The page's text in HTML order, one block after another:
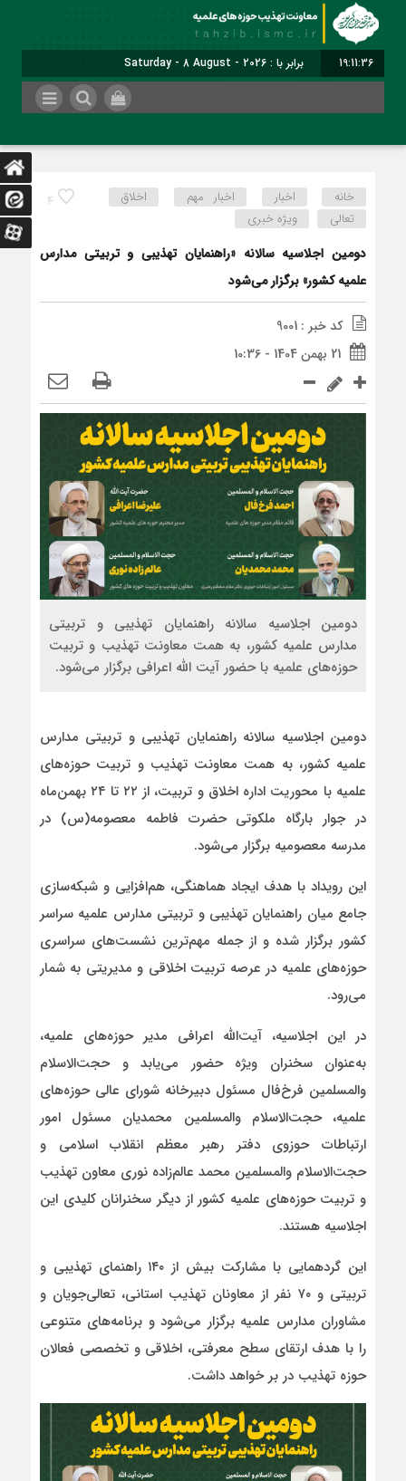
19:11:36 برابر با : Saturday - 8 August - 2026
4 خانه اخبار اخبار مهم
اخلاق
تعالی
ویژه خبری
دومین اجلاسیه سالانه «راهنمایان تهذیبی و تربیتی مدارس
علمیه کشور» برگزار می‌شود
کد خبر : 9001
21 بهمن 1404 - 10:36
دومین اجلاسیه سالانه راهنمایان تهذیبی و تربیتی
مدارس علمیه کشور، به همت معاونت تهذیب و تربیت
حوزه‌های علمیه با حضور آیت الله اعرافی برگزار می‌شود.
دومین اجلاسیه سالانه راهنمایان تهذیبی و تربیتی مدارس
علمیه کشور، به همت معاونت تهذیب و تربیت حوزه‌های
علمیه با محوریت اداره اخلاق و تربیت، از ۲۲ تا ۲۴ بهمن‌ماه
در جوار بارگاه ملکوتی حضرت فاطمه معصومه(س) در
مدرسه معصومیه برگزار می‌شود.
این رویداد با هدف ایجاد هماهنگی، هم‌افزایی و شبکه‌سازی
جامع میان راهنمایان تهذیبی و تربیتی مدارس علمیه سراسر
کشور برگزار شده و از جمله مهم‌ترین نشست‌های سراسری
حوزه‌های علمیه در عرصه تربیت اخلاقی و مدیریتی به شمار
می‌رود.
در این اجلاسیه، آیت‌الله اعرافی مدیر حوزه‌های علمیه،
به‌عنوان سخنران ویژه حضور می‌یابد و حجت‌الاسلام
والمسلمین فرخ‌فال مسئول دبیرخانه شورای عالی حوزه‌های
علمیه، حجت‌الاسلام والمسلمین محمدیان مسئول امور
ارتباطات حوزوی دفتر رهبر معظم انقلاب اسلامی و
حجت‌الاسلام والمسلمین محمد عالم‌زاده نوری معاون تهذیب
و تربیت حوزه‌های علمیه کشور از دیگر سخنرانان کلیدی این
اجلاسیه هستند.
این گردهمایی با مشارکت بیش از ۱۴۰ راهنمای تهذیبی و
تربیتی و ۷۰ نفر از معاونان تهذیب استانی، تعالی‌جویان و
مشاوران مدارس علمیه برگزار می‌شود و برنامه‌های متنوعی
را با هدف ارتقای سطح معرفتی، اخلاقی و تخصصی فعالان
حوزه تهذیب در بر خواهد داشت.